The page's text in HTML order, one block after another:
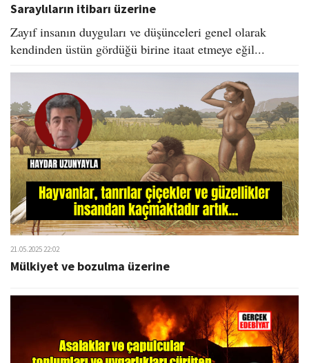
Saraylıların itibarı üzerine
Zayıf insanın duyguları ve düşünceleri genel olarak
kendinden üstün gördüğü birine itaat etmeye eğil...
21.05.2025 22:02
Mülkiyet ve bozulma üzerine